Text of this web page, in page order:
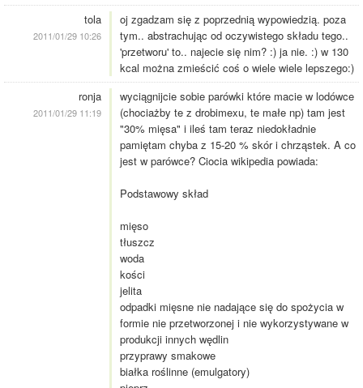
tola
2011/01/29 10:26
oj zgadzam się z poprzednią wypowiedzią. poza
tym.. abstrachując od oczywistego składu tego..
'przetworu' to.. najecie się nim? :) ja nie. :) w 130
kcal można zmieścić coś o wiele wiele lepszego:)
ronja
2011/01/29 11:19
wyciągnijcie sobie parówki które macie w lodówce
(chociażby te z drobimexu, te małe np) tam jest
"30% mięsa" i ileś tam teraz niedokładnie
pamiętam chyba z 15-20 % skór i chrząstek. A co
jest w parówce? Ciocia wikipedia powiada:
Podstawowy skład
mięso
tłuszcz
woda
kości
jelita
odpadki mięsne nie nadające się do spożycia w
formie nie przetworzonej i nie wykorzystywane w
produkcji innych wędlin
przyprawy smakowe
białka roślinne (emulgatory)